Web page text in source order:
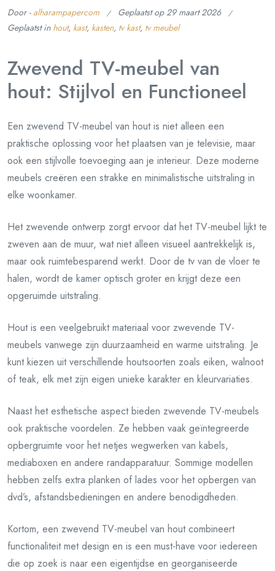
Door - alharampapercom Geplaatst op29 maart 2026
Geplaatst in hout, kast, kasten, tv kast, tv meubel
Zwevend TV-meubel van
hout: Stijlvol en Functioneel
Een zwevend TV-meubel van hout is niet alleen een
praktische oplossing voor het plaatsen van je televisie, maar
ook een stijlvolle toevoeging aan je interieur. Deze moderne
meubels creëren een strakke en minimalistische uitstraling in
elke woonkamer.
Het zwevende ontwerp zorgt ervoor dat het TV-meubel lijkt te
zweven aan de muur, wat niet alleen visueel aantrekkelijk is,
maar ook ruimtebesparend werkt. Door de tv van de vloer te
halen, wordt de kamer optisch groter en krijgt deze een
opgeruimde uitstraling.
Hout is een veelgebruikt materiaal voor zwevende TV-
meubels vanwege zijn duurzaamheid en warme uitstraling. Je
kunt kiezen uit verschillende houtsoorten zoals eiken, walnoot
of teak, elk met zijn eigen unieke karakter en kleurvariaties.
Naast het esthetische aspect bieden zwevende TV-meubels
ook praktische voordelen. Ze hebben vaak geïntegreerde
opbergruimte voor het netjes wegwerken van kabels,
mediaboxen en andere randapparatuur. Sommige modellen
hebben zelfs extra planken of lades voor het opbergen van
dvd’s, afstandsbedieningen en andere benodigdheden.
Kortom, een zwevend TV-meubel van hout combineert
functionaliteit met design en is een must-have voor iedereen
die op zoek is naar een eigentijdse en georganiseerde